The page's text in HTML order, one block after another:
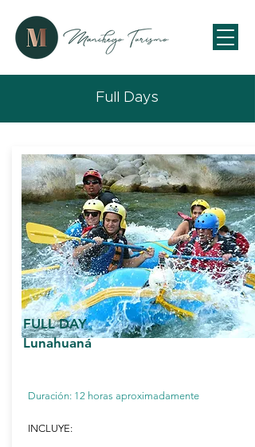
Full Days
FULL DAY
Lunahuaná
Duración: 12 horas aproximadamente
INCLUYE: